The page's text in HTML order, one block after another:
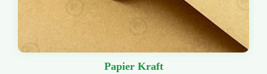
Papier Kraft